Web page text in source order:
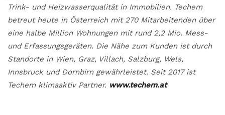
Trink- und Heizwasserqualität in Immobilien. Techem
betreut heute in Österreich mit 270 Mitarbeitenden über
eine halbe Million Wohnungen mit rund 2,2 Mio. Mess-
und Erfassungsgeräten. Die Nähe zum Kunden ist durch
Standorte in Wien, Graz, Villach, Salzburg, Wels,
Innsbruck und Dornbirn gewährleistet. Seit 2017 ist
Techem klimaaktiv Partner. www.techem.at